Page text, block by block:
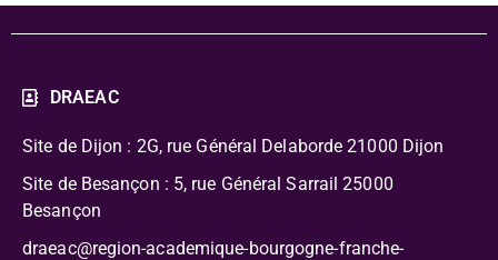
DRAEAC
Site de Dijon : 2G, rue Général Delaborde 21000 Dijon
Site de Besançon : 5, rue Général Sarrail 25000
Besançon
draeac@region-academique-bourgogne-franche-